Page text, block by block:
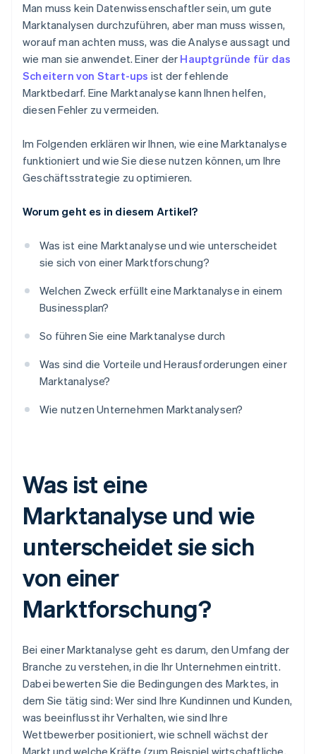
Man muss kein Datenwissenschaftler sein, um gute
Marktanalysen durchzuführen, aber man muss wissen,
worauf man achten muss, was die Analyse aussagt und
wie man sie anwendet. Einer der Hauptgründe für das
Scheitern von Start-ups ist der fehlende
Marktbedarf. Eine Marktanalyse kann Ihnen helfen,
diesen Fehler zu vermeiden.
Im Folgenden erklären wir Ihnen, wie eine Marktanalyse
funktioniert und wie Sie diese nutzen können, um Ihre
Geschäftsstrategie zu optimieren.
Worum geht es in diesem Artikel?
Was ist eine Marktanalyse und wie unterscheidet
sie sich von einer Marktforschung?
Welchen Zweck erfüllt eine Marktanalyse in einem
Businessplan?
So führen Sie eine Marktanalyse durch
Was sind die Vorteile und Herausforderungen einer
Marktanalyse?
Wie nutzen Unternehmen Marktanalysen?
Was ist eine
Marktanalyse und wie
unterscheidet sie sich
von einer
Marktforschung?
Bei einer Marktanalyse geht es darum, den Umfang der
Branche zu verstehen, in die Ihr Unternehmen eintritt.
Dabei bewerten Sie die Bedingungen des Marktes, in
dem Sie tätig sind: Wer sind Ihre Kundinnen und Kunden,
was beeinflusst ihr Verhalten, wie sind Ihre
Wettbewerber positioniert, wie schnell wächst der